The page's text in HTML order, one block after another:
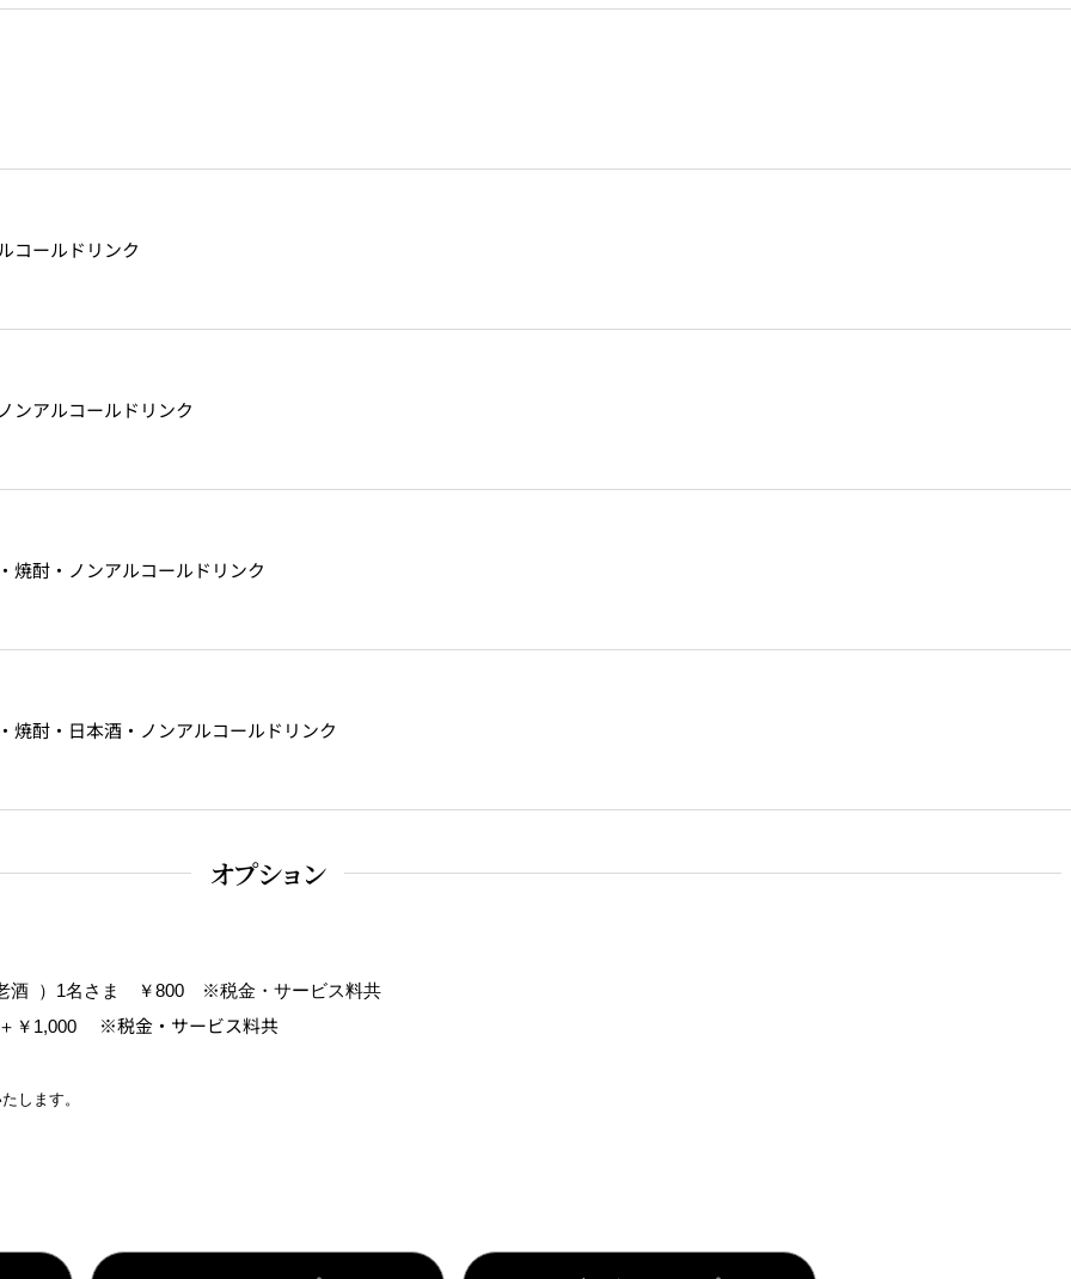
コールドリンク
ンアルコールドリンク
焼酎・ノンアルコールドリンク
焼酎・日本酒・ノンアルコールドリンク
オプション
老酒 ）1名さま ￥800 ※税金・サービス料共
￥1,000
※税金・サービス料共
し ます。